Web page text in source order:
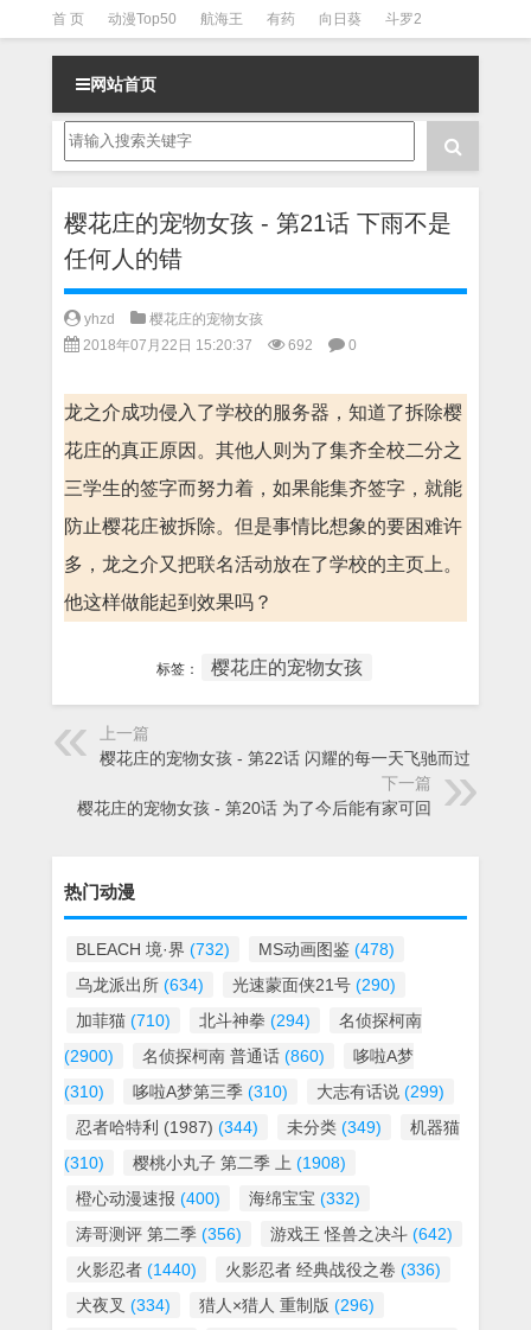
首 页 动漫Top50 航海王 有药 向日葵 斗罗2
斗罗3 火影 一拳超人 柯南 阴阳师 节目清单
网站首页
樱花庄的宠物女孩 - 第21话 下雨不是
任何人的错
yhzd
樱花庄的宠物女孩
2018年07月22日 15:20:37
692 0
龙之介成功侵入了学校的服务器，知道了拆除樱
花庄的真正原因。其他人则为了集齐全校二分之
三学生的签字而努力着，如果能集齐签字，就能
防止樱花庄被拆除。但是事情比想象的要困难许
多，龙之介又把联名活动放在了学校的主页上。
他这样做能起到效果吗？
标签： 樱花庄的宠物女孩
上一篇
樱花庄的宠物女孩 - 第22话 闪耀的每一天飞驰而过
下一篇
樱花庄的宠物女孩 - 第20话 为了今后能有家可回
热门动漫
BLEACH 境·界 (732) MS动画图鉴 (478)
乌龙派出所 (634) 光速蒙面侠21号 (290)
加菲猫 (710) 北斗神拳 (294)
名侦探柯南
(2900)
名侦探柯南 普通话 (860)
哆啦A梦
(310)
哆啦A梦第三季 (310) 大志有话说 (299)
忍者哈特利 (1987) (344) 未分类 (349)
机器猫
(310)
樱桃小丸子 第二季 上 (1908)
橙心动漫速报 (400) 海绵宝宝 (332)
涛哥测评 第二季 (356) 游戏王 怪兽之决斗 (642)
火影忍者 (1440) 火影忍者 经典战役之卷 (336)
犬夜叉 (334) 猎人×猎人 重制版 (296)